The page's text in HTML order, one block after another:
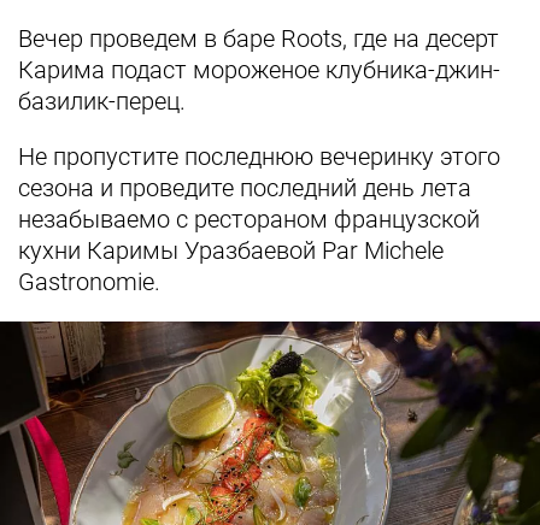
Вечер проведем в баре Roots, где на десерт
Карима подаст мороженое клубника-джин-
базилик-перец.
Не пропустите последнюю вечеринку этого
сезона и проведите последний день лета
незабываемо с рестораном французской
кухни Каримы Уразбаевой Par Michele
Gastronomie.